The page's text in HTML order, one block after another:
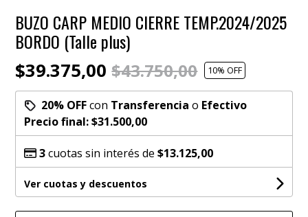
BUZO CARP MEDIO CIERRE TEMP.2024/2025
BORDO (Talle plus)
$39.375,00$43.750,00 10% OFF
20% OFFcon Transferencia o Efectivo
Precio final:$31.500,00
3cuotas sin interés de$13.125,00
Ver cuotas y descuentos